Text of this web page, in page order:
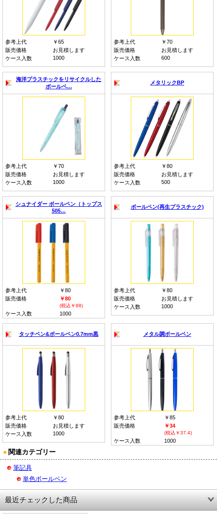
参考上代
￥65
販売価格
お見積します
ケース入数
1000
参考上代
￥70
販売価格
お見積します
ケース入数
600
海洋プラスチックをリサイクルした
ボールペ…
参考上代
￥70
販売価格
お見積します
ケース入数
1000
メタリックBP
参考上代
￥80
販売価格
お見積します
ケース入数
500
シュナイダー ボールペン（トップス
505…
参考上代
￥80
販売価格
￥80
(税込￥88)
ケース入数 1000
ボールペン(再生プラスチック)
参考上代
￥80
販売価格
お見積します
ケース入数
1000
タッチペン&ボールペン0.7mm黒
参考上代
￥80
販売価格
お見積します
ケース入数
1000
メタル調ボールペン
参考上代
￥85
販売価格
￥34
(税込￥37.4)
ケース入数 1000
● 関連カテゴリー
筆記具
単色ボールペン
最近チェックした商品